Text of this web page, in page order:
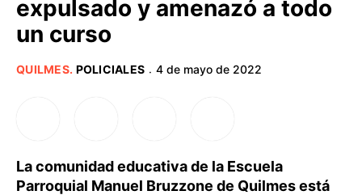
PROVINCIAS
expulsado y amenazó a todo
un curso
QUILMES. POLICIALES · 4 de mayo de 2022
La comunidad educativa de la Escuela
Parroquial Manuel Bruzzone de Quilmes está